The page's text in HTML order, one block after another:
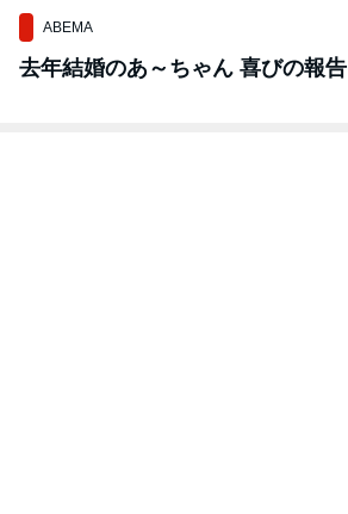
ABEMA
去年結婚のあ～ちゃん 喜びの報告